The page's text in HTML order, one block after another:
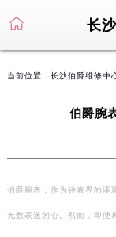
长
当前位置： 长沙伯爵维修中
伯爵腕
伯爵腕表，作为钟表界的璀
无数表迷的心。然而，即